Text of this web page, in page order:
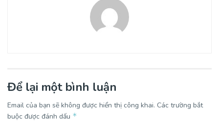
Để lại một bình luận
Email của bạn sẽ không được hiển thị công khai. Các trường bắt
buộc được đánh dấu *